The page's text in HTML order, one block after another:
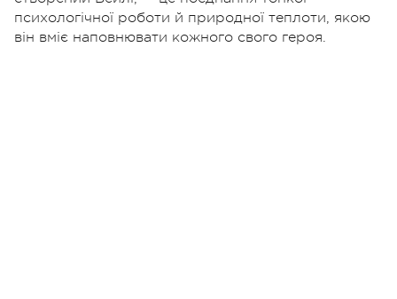
психологічної роботи й природної теплоти, якою
він вміє наповнювати кожного свого героя.